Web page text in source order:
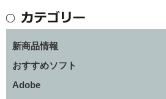
新商品情報
おすすめソフト
Adobe